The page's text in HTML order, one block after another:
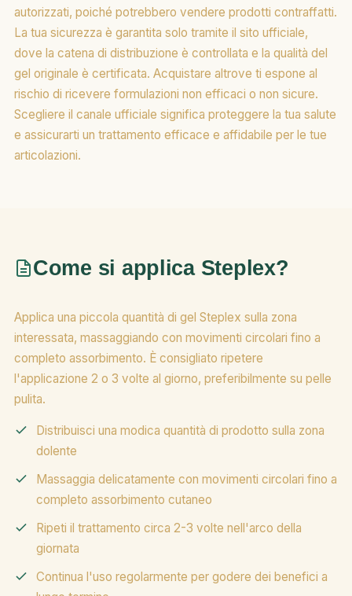
autorizzati, poiché potrebbero vendere prodotti contraffatti.
La tua sicurezza è garantita solo tramite il sito ufficiale,
dove la catena di distribuzione è controllata e la qualità del
gel originale è certificata. Acquistare altrove ti espone al
rischio di ricevere formulazioni non efficaci o non sicure.
Scegliere il canale ufficiale significa proteggere la tua salute
e assicurarti un trattamento efficace e affidabile per le tue
articolazioni.
Come si applica Steplex?
Applica una piccola quantità di gel Steplex sulla zona
interessata, massaggiando con movimenti circolari fino a
completo assorbimento. È consigliato ripetere
l'applicazione 2 o 3 volte al giorno, preferibilmente su pelle
pulita.
Distribuisci una modica quantità di prodotto sulla zona
dolente
Massaggia delicatamente con movimenti circolari fino a
completo assorbimento cutaneo
Ripeti il trattamento circa 2-3 volte nell'arco della
giornata
Continua l'uso regolarmente per godere dei benefici a